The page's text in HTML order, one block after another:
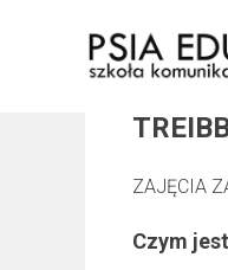
ZAJĘCIA
Czym